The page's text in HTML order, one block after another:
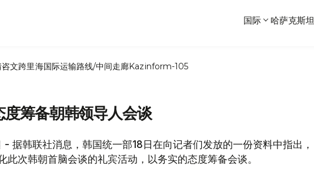
国际 哈萨克斯坦
咨文跨里海国际运输路线/中间走廊Kazinform-105
筹备朝韩领导人会谈
据韩联社消息，韩国统一部18日在向记者们发放的一份资料中指出，
此次韩朝首脑会谈的礼宾活动，以务实的态度筹备会谈。